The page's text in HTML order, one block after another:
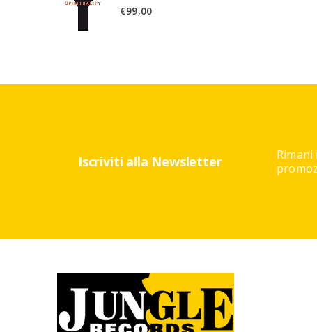
€99,00
Iscriviti alla Newsletter